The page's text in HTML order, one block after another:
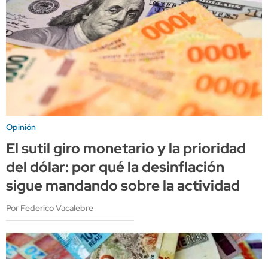
Opinión
El sutil giro monetario y la prioridad
del dólar: por qué la desinflación
sigue mandando sobre la actividad
Por Federico Vacalebre